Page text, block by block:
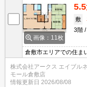
画像：11枚
5.5
敷
3階
倉敷市エリアでの住ま
にもなる物件です。
で家族団らん。最上階
をおくることができる
株式会社アークス エイブル
モール倉敷店
情報更新日 2026/08/08